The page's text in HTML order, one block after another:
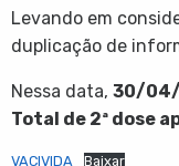
Levando em
duplicação de
Nessa data, 30/
Total de 2ª dose
VACIVIDA Baixar